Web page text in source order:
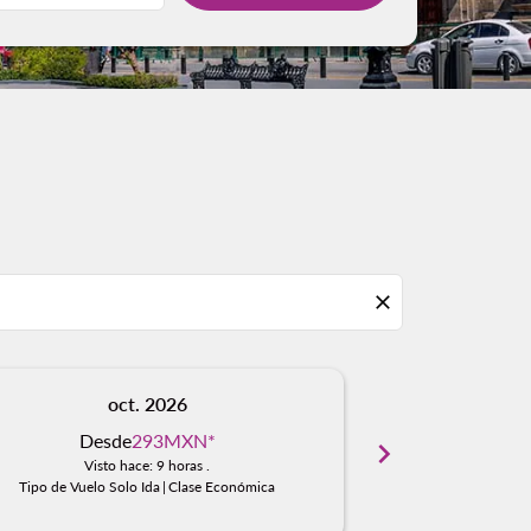
close
oct. 2026
Desde293MXN*
Visto hace: 9 horas .
Tipo de Vuelo Solo Ida | Clase Económica
chevron_right